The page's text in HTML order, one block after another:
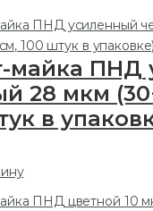
майка ПНД
28 мкм
в